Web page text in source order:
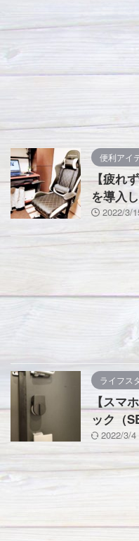
便利アイ
【疲れ
を導入
2022/3/
ライフス
【スマ
ック（
2022/3/4